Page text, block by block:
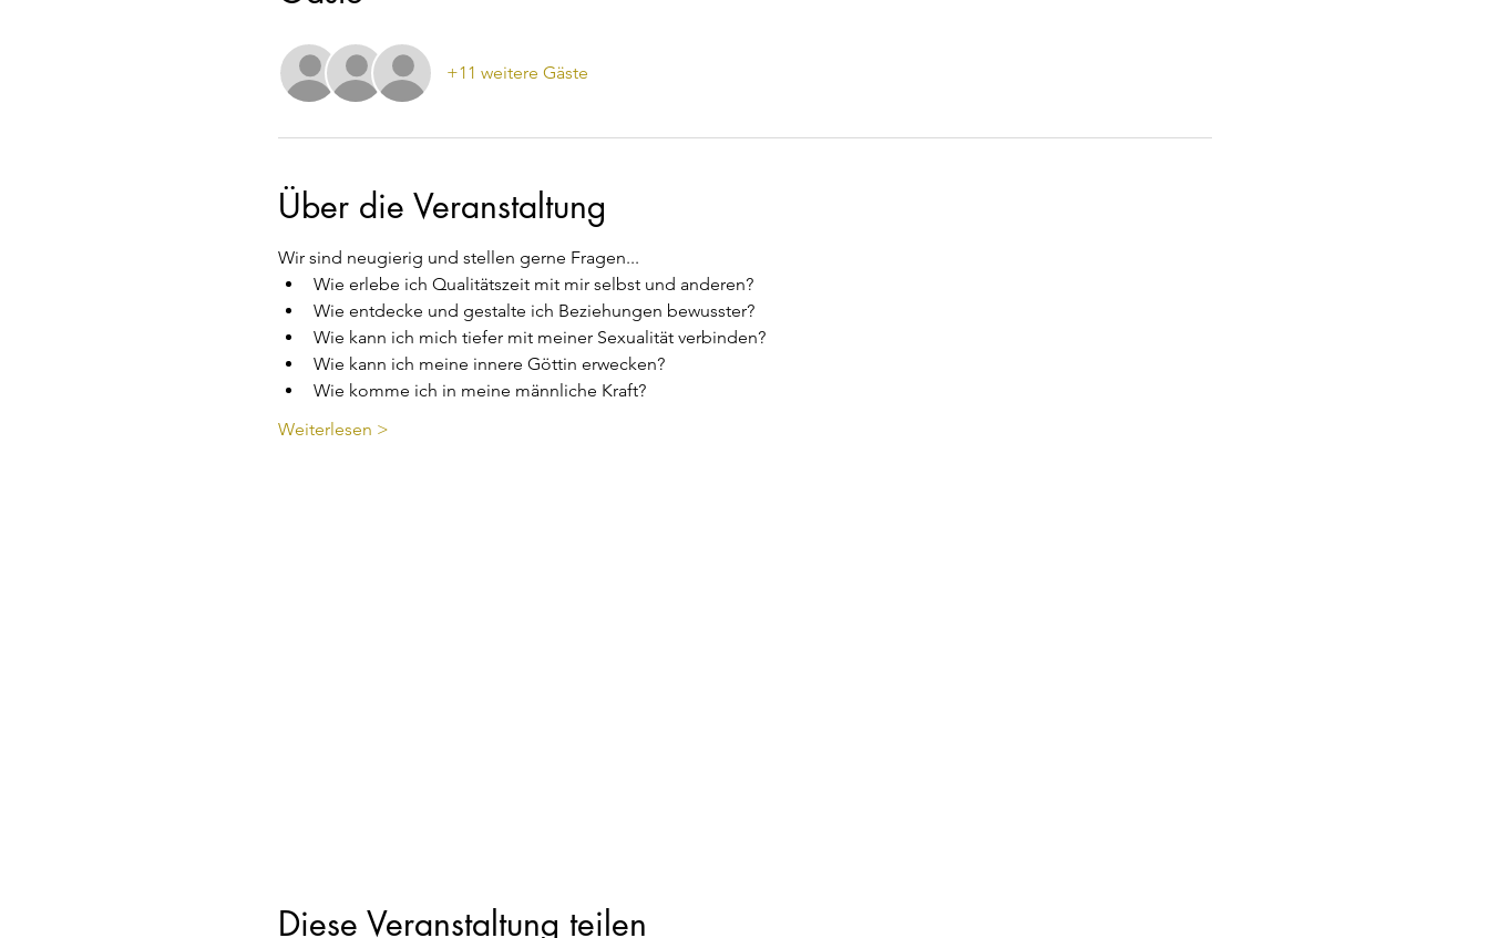
+11 weitere Gäste
Über die Veranstaltung
Wir sind neugierig und stellen gerne Fragen...
Wie erlebe ich Qualitätszeit mit mir selbst und anderen?
Wie entdecke und gestalte ich Beziehungen bewusster?
Wie kann ich mich tiefer mit meiner Sexualität verbinden?
Wie kann ich meine innere Göttin erwecken?
Wie komme ich in meine männliche Kraft?
Weiterlesen >
Diese Veranstaltung teilen